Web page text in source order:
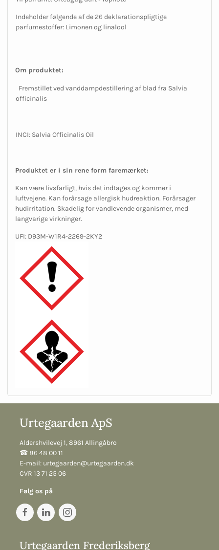
Indeholder følgende af de 26 deklarationspligtige
parfumestoffer: Limonen og linalool
Om produktet:
Fremstillet ved vanddampdestillering af blad fra Salvia
officinalis
INCI: Salvia Officinalis Oil
Produktet er i sin rene form faremærket:
Kan være livsfarligt, hvis det indtages og kommer i
luftvejene. Kan forårsage allergisk hudreaktion. Forårsager
hudirritation. Skadelig for vandlevende organismer, med
langvarige virkninger.
UFI: D93M-W1R4-2269-2KY2
Urtegaarden ApS
Aldershvilevej 1, 8961 Allingåbro
☎︎ 86 48 00 11
E-mail: urtegaarden@urtegaarden.dk
CVR 13 71 25 06
Følg os på
Urtegaarden Frederiksberg